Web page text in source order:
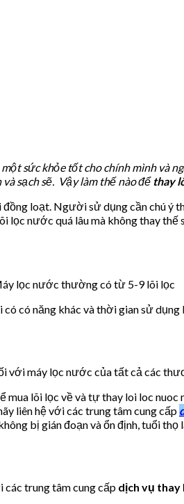
sức khỏe tốt cho chính mình và
sạch sẽ. Vậy làm thế nào để thay
loạt. Người sử dụng cần chú ý
lọc nước quá lâu mà không thay
lọc nước thường có từ 5-9 lõi lọc
có năng khác và thời gian sử dụng
với máy lọc nước của tất cả các
lõi lọc về và tự thay loi loc nuoc
liên hệ với các trung tâm cung cấp
bị gián đoạn và ổn định, tuổi thọ
trung tâm cung cấp dịch vụ thay